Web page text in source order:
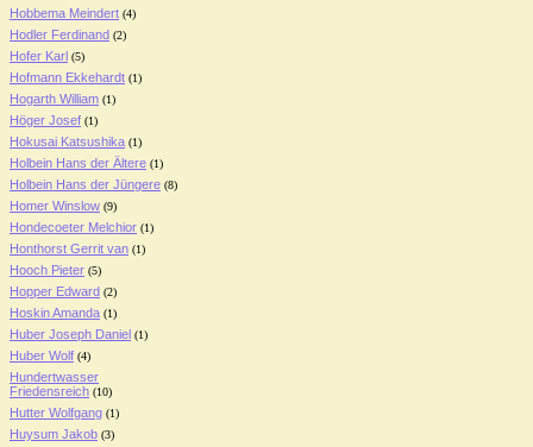
Hobbema Meindert (4)
Hodler Ferdinand (2)
Hofer Karl (5)
Hofmann Ekkehardt (1)
Hogarth William (1)
Höger Josef (1)
Hokusai Katsushika (1)
Holbein Hans der Ältere (1)
Holbein Hans der Jüngere (8)
Homer Winslow (9)
Hondecoeter Melchior (1)
Honthorst Gerrit van (1)
Hooch Pieter (5)
Hopper Edward (2)
Hoskin Amanda (1)
Huber Joseph Daniel (1)
Huber Wolf (4)
Hundertwasser
Friedensreich (10)
Hutter Wolfgang (1)
Huysum Jakob (3)